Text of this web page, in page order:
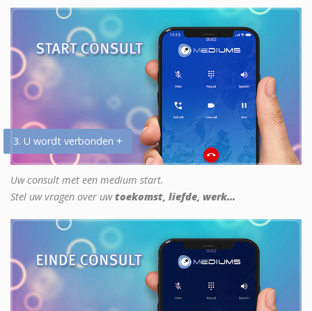
3. U wordt verbonden +
Uw consult met een medium start.
Stel uw vragen over uwtoekomst, liefde, werk...